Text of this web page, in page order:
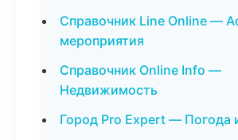
Справочник Line Online —
мероприятия
Справочник Online Info —
Недвижимость
Город Pro Expert — Погода